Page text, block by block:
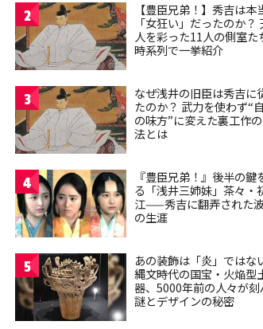
2
【豊臣兄弟！】秀吉は本
「女狂い」だったのか？
人を彩った11人の側室た
時系列で一挙紹介
3
なぜ浅井の旧臣は秀吉に
たのか？ 武力を使わず“
の味方”に変えた裏工作
法とは
4
『豊臣兄弟！』後半の鍵
る「浅井三姉妹」茶々・
江——秀吉に翻弄された
の生涯
5
あの装飾は「炎」ではな
縄文時代の国宝・火焔型
器、5000年前の人々が刻
謎とデザインの秘密